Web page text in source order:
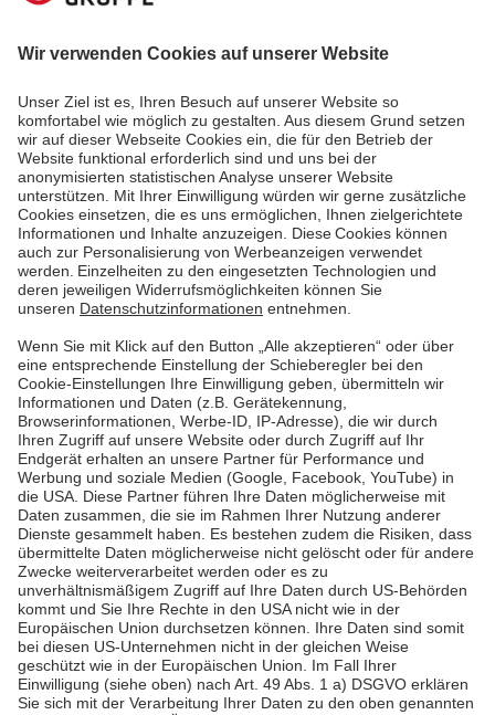
29.06.2022
Innovationskraft made bei PW
Können wir den Service für unsere Kundinnen und
Kunden verbessern? Und gleichzeitig nachhaltig und
klimafreundlich wirtschaften? Es geht. Das zeigen
unsere Mitarbeiter*innen regelmäßig durch
ausgezeichnete und innovative Ideen.
Mehr lesen
Mehr lesen
Pfalzwerke
Über uns & Autoren
Datenschutz
Impressum
Barrierefreiheit